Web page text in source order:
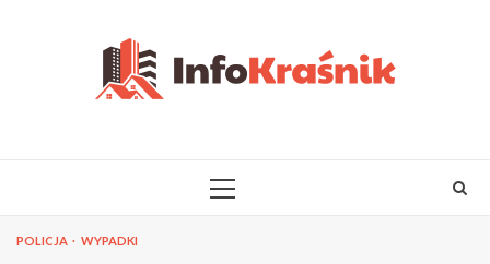
PRIMARY
POLICJA WYPADKI